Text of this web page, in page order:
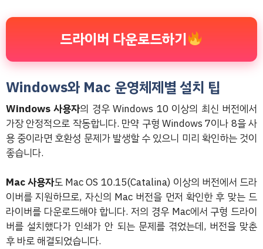
드라이버 다운로드하기
Windows와 Mac 운영체제별 설치 팁
Windows 사용자의 경우 Windows 10 이상의 최신 버전에서
가장 안정적으로 작동합니다. 만약 구형 Windows 7이나 8을 사
용 중이라면 호환성 문제가 발생할 수 있으니 미리 확인하는 것이
좋습니다.
Mac 사용자도 Mac OS 10.15(Catalina) 이상의 버전에서 드라
이버를 지원하므로, 자신의 Mac 버전을 먼저 확인한 후 맞는 드
라이버를 다운로드해야 합니다. 저의 경우 Mac에서 구형 드라이
버를 설치했다가 인쇄가 안 되는 문제를 겪었는데, 버전을 맞춘
후 바로 해결되었습니다.